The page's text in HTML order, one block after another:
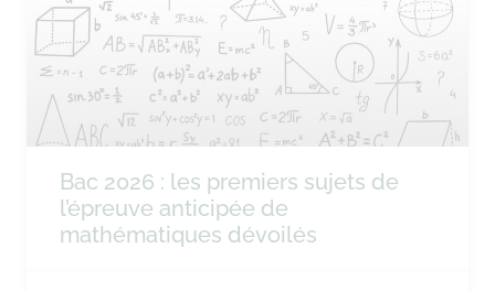
Bac 2026 : les premiers sujets de
l’épreuve anticipée de
mathématiques dévoilés